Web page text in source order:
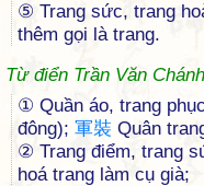
⑤ Trang sức, trang
thêm gọi là trang.
Từ điển Trần Văn Chánh
① Quần áo, trang
đông); 軍裝 Quân
② Trang điểm, trang
hoá trang làm cụ già;